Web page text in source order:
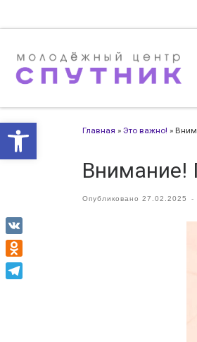
Открыть панель
Главная » Это важно! »
Внимание!
Опубликовано 27.02.2025 -
VK
Odnoklassniki